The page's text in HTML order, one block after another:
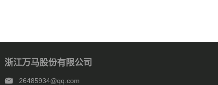
浙江万马股份有限公司
26485934@qq.com